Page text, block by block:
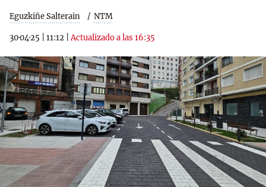
Eguzkiñe Salterain NTM
30·04·25 11:12 |Actualizado a las 16:35